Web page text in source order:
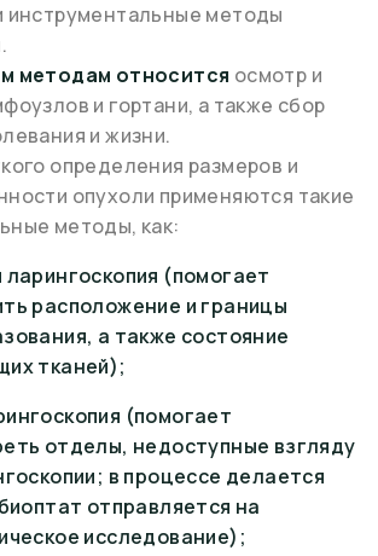
инструментальные методы
методам относится осмотр и
и гортани, а также сбор
и жизни.
определения размеров и
опухоли применяются такие
методы, как:
(помогает
расположение и границы
а также состояние
тканей);
(помогает
отделы, недоступные взгляду
в процессе делается
отправляется на
исследование);